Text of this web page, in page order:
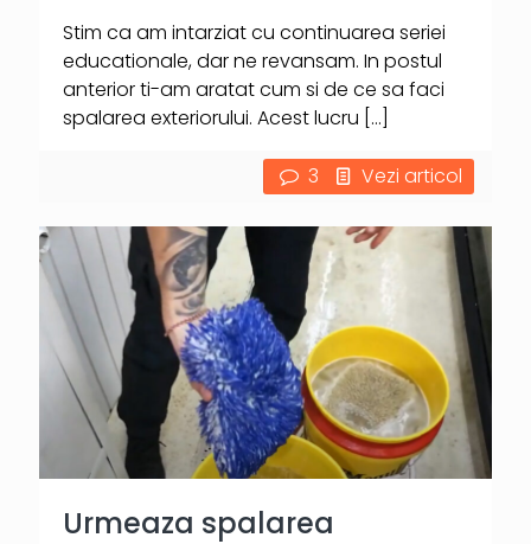
Stim ca am intarziat cu continuarea seriei
educationale, dar ne revansam. In postul
anterior ti-am aratat cum si de ce sa faci
spalarea exteriorului. Acest lucru […]
3 Vezi articol
Urmeaza spalarea